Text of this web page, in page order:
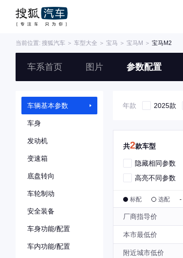
当前位置: 搜狐汽车 ＞ 车型大全 ＞ 宝马 ＞ 宝马M ＞ 宝马M2
车系首页 图片 参数配置
车辆基本参数
车身
发动机
变速箱
底盘转向
车轮制动
安全装备
车身功能/配置
车内功能/配置
年款 2025款
共2款车型
隐藏相同参数
高亮不同参数
标配 选配 -
厂商指导价
本市最低价
附近城市低价